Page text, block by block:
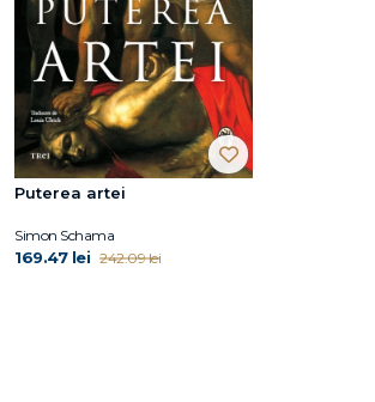
Puterea artei
Simon Schama
169.47 lei 242.09 lei